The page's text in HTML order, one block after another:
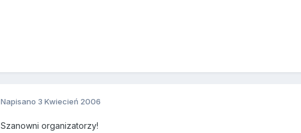
Napisano 3 Kwiecień 2006
Szanowni organizatorzy!